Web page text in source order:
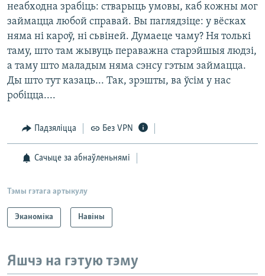
неабходна зрабіць: стварыць умовы, каб кожны мог
займацца любой справай. Вы паглядзіце: у вёсках
няма ні кароў, ні сьвіней. Думаеце чаму? Ня толькі
таму, што там жывуць пераважна старэйшыя людзі,
а таму што маладым няма сэнсу гэтым займацца.
Ды што тут казаць... Так, зрэшты, ва ўсім у нас
робіцца....
Падзяліцца Без VPN
Сачыце за абнаўленьнямі
Тэмы гэтага артыкулу
Эканоміка Навіны
Яшчэ на гэтую тэму